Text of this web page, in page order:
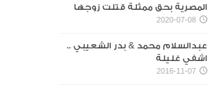
المصرية بحق ممثلة قتلت زوجها
2020-07-08
عبدالسلام محمد & بدر الشعيبي ..
اشفي غليلة
2016-11-07